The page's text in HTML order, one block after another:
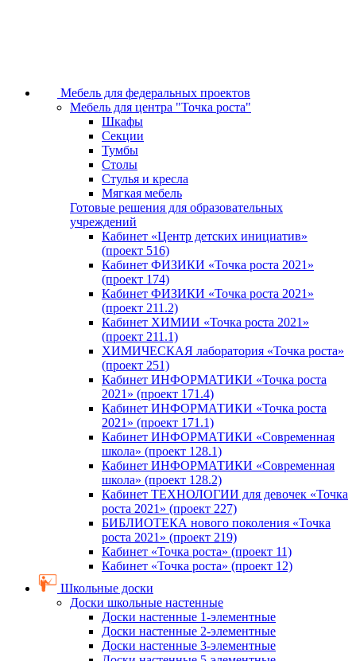
Мебель для федеральных проектов
Мебель для центра "Точка роста"
Шкафы
Секции
Тумбы
Столы
Стулья и кресла
Мягкая мебель
Готовые решения для образовательных
учреждений
Кабинет «Центр детских инициатив»
(проект 516)
Кабинет ФИЗИКИ «Точка роста 2021»
(проект 174)
Кабинет ФИЗИКИ «Точка роста 2021»
(проект 211.2)
Кабинет ХИМИИ «Точка роста 2021»
(проект 211.1)
ХИМИЧЕСКАЯ лаборатория «Точка роста»
(проект 251)
Кабинет ИНФОРМАТИКИ «Точка роста
2021» (проект 171.4)
Кабинет ИНФОРМАТИКИ «Точка роста
2021» (проект 171.1)
Кабинет ИНФОРМАТИКИ «Современная
школа» (проект 128.1)
Кабинет ИНФОРМАТИКИ «Современная
школа» (проект 128.2)
Кабинет ТЕХНОЛОГИИ для девочек «Точка
роста 2021» (проект 227)
БИБЛИОТЕКА нового поколения «Точка
роста 2021» (проект 219)
Кабинет «Точка роста» (проект 11)
Кабинет «Точка роста» (проект 12)
Школьные доски
Доски школьные настенные
Доски настенные 1-элементные
Доски настенные 2-элементные
Доски настенные 3-элементные